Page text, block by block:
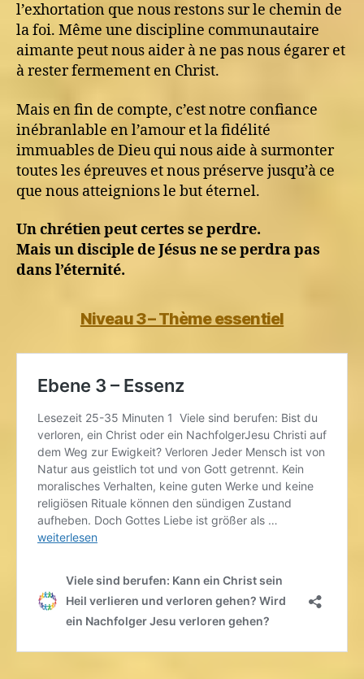
l’exhortation que nous restons sur le chemin de
la foi. Même une discipline communautaire
aimante peut nous aider à ne pas nous égarer et
à rester fermement en Christ.
Mais en fin de compte, c’est notre confiance
inébranlable en l’amour et la fidélité
immuables de Dieu qui nous aide à surmonter
toutes les épreuves et nous préserve jusqu’à ce
que nous atteignions le but éternel.
Un chrétien peut certes se perdre.
Mais un disciple de Jésus ne se perdra pas
dans l’éternité.
Niveau 3 – Thème essentiel